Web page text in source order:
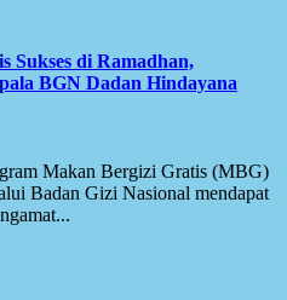
Sukses di Ramadhan,
BGN Dadan Hindayana
Makan Bergizi Gratis (MBG)
Badan Gizi Nasional mendapat